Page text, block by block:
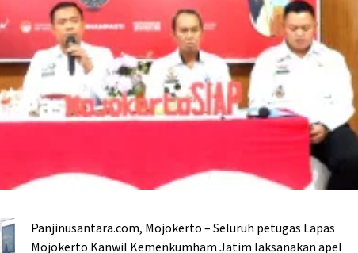
Panjinusantara.com, Mojokerto – Seluruh petugas Lapas
Mojokerto Kanwil Kemenkumham Jatim laksanakan apel